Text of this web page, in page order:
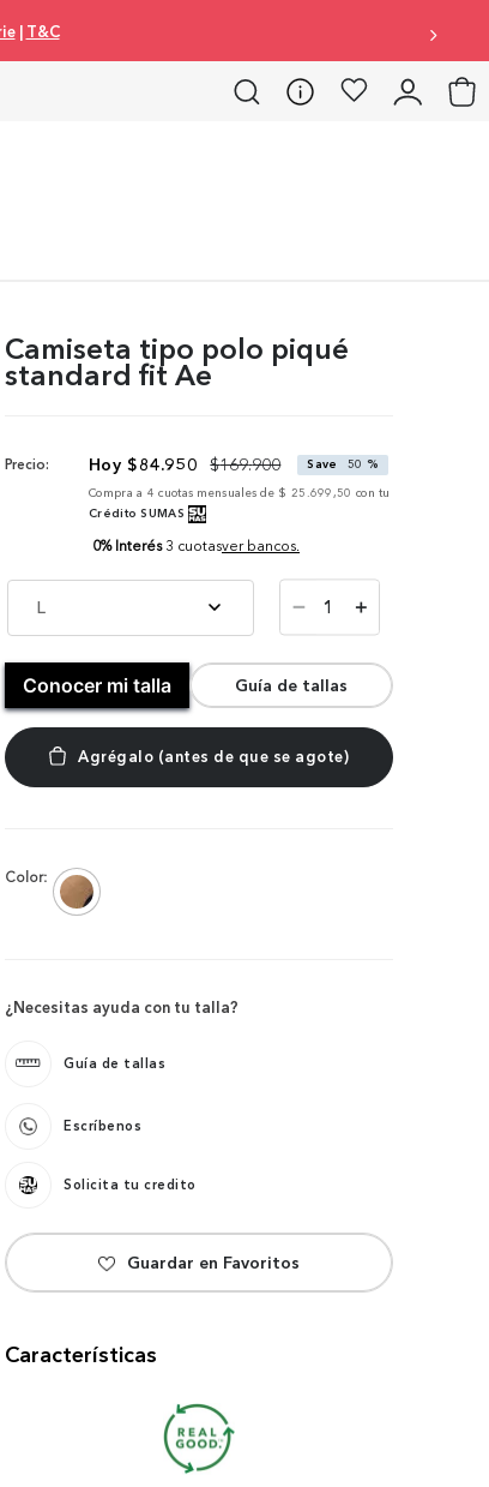
| T&C
Camiseta tipo polo piqué
standard fit Ae
Precio: $84.950 $169.900 Save
50 %
Compra a 4 cuotas mensuales de $ 25.699,50 con tu
Crédito SUMAS
0% Interés 3 cuotasver bancos.
L ＋
－
Conocer mi talla Guía de tallas
Color:
¿Necesitas ayuda con tu talla?
Guía de tallas
Escríbenos
Solicita tu credito
Características